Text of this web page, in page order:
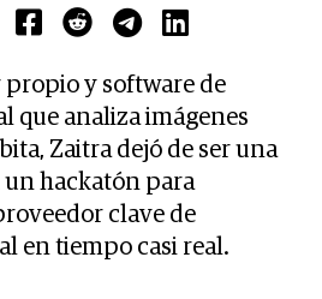
y software de
que analiza imágenes
Zaitra dejó de ser una
un hackatón para
clave de
en tiempo casi real.